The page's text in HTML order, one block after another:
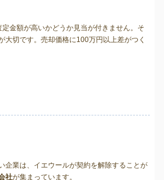
金額が高いかどうか見当が付きません。そ
大切です。売却価格に100万円以上差がつく
企業は、イエウールが契約を解除することが
社が集まっています。